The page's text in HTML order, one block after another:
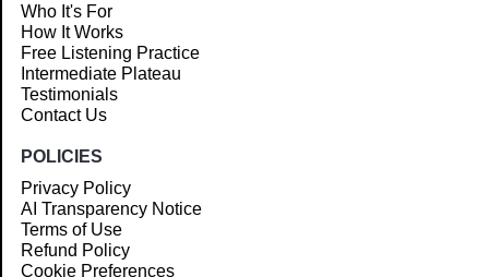
Who It's For
How It Works
Free Listening Practice
Intermediate Plateau
Testimonials
Contact Us
POLICIES
Privacy Policy
AI Transparency Notice
Terms of Use
Refund Policy
Cookie Preferences